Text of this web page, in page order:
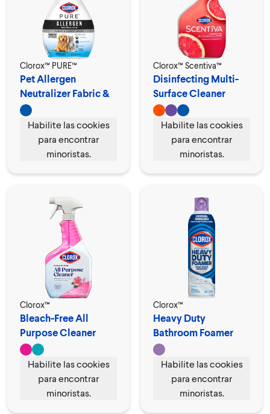
Clorox™ PURE™
Pet Allergen
Neutralizer Fabric &
Carpet Spray
Habilite las cookies
para encontrar
minoristas.
Clorox™ Scentiva™
Disinfecting Multi-
Surface Cleaner
Spray
Habilite las cookies
para encontrar
minoristas.
Clorox™
Bleach-Free All
Purpose Cleaner
Spray
Habilite las cookies
para encontrar
minoristas.
Clorox™
Heavy Duty
Bathroom Foamer
Soap Scum Remover
Habilite las cookies
para encontrar
minoristas.